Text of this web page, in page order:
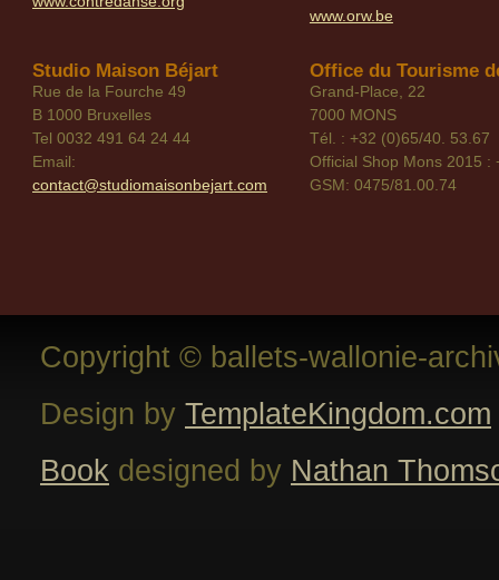
www.orw.be
Studio Maison Béjart
Rue de la Fourche 49
B 1000 Bruxelles
Tel 0032 491 64 24 44
Email:
contact@studiomaisonbejart.com
Office du Tourisme
Grand-Place, 22
7000 MONS
Tél. : +32 (0)65/40. 53.67
Official Shop Mons 2015 :
GSM: 0475/81.00.74
Copyright © ballets-wallonie-
Design by TemplateKingdom.com
Book designed by Nathan